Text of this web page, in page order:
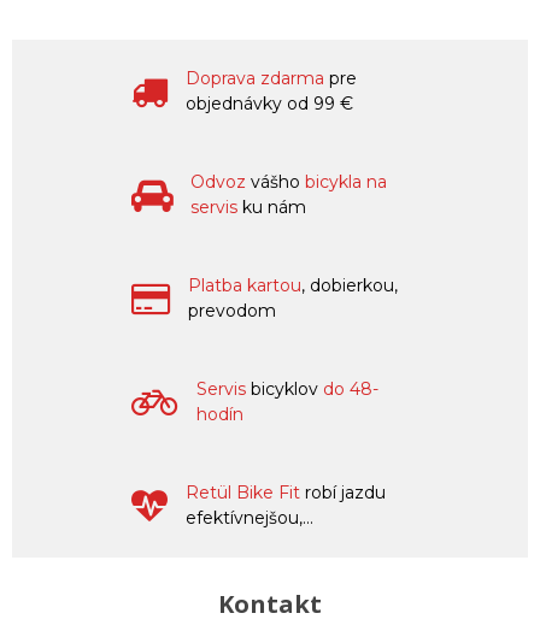
Doprava zdarma pre
objednávky od 99 €
Odvoz vášho bicykla na
servis ku nám
Platba kartou, dobierkou,
prevodom
Servis bicyklov do 48-
hodín
Retül Bike Fit robí jazdu
efektívnejšou,...
Kontakt